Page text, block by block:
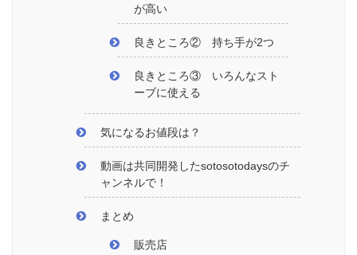
が高い
良きところ② 持ち手が2つ
良きところ③ いろんなスト
ーブに使える
気になるお値段は？
動画は共同開発したsotosotodaysのチ
ャンネルで！
まとめ
販売店